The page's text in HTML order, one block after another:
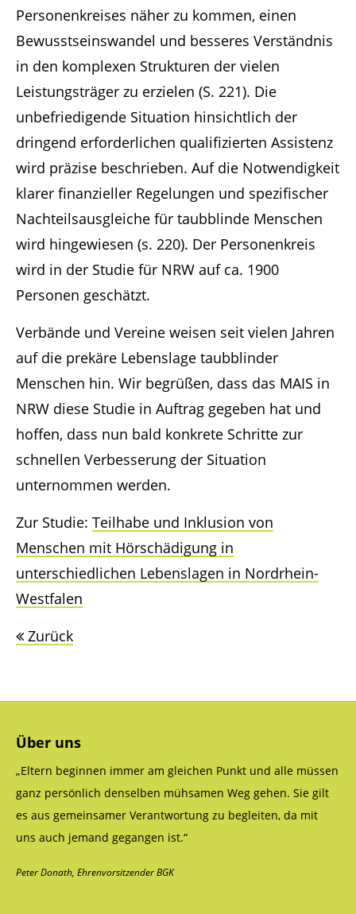
Aenean commodo ligula eget dolor. Aenean
massa. Cum sociis natoque penatibus et
magnis dis parturient montes, nascetur
ridiculus mus. Donec quam felis, ultricies nec.
Personenkreises näher zu kommen, einen
Bewusstseinswandel und besseres Verständnis
in den komplexen Strukturen der vielen
Leistungsträger zu erzielen (S. 221). Die
unbefriedigende Situation hinsichtlich der
dringend erforderlichen qualifizierten Assistenz
wird präzise beschrieben. Auf die Notwendigkeit
klarer finanzieller Regelungen und spezifischer
Nachteilsausgleiche für taubblinde Menschen
wird hingewiesen (s. 220). Der Personenkreis
wird in der Studie für NRW auf ca. 1900
Personen geschätzt.
Verbände und Vereine weisen seit vielen Jahren
auf die prekäre Lebenslage taubblinder
Menschen hin. Wir begrüßen, dass das MAIS in
NRW diese Studie in Auftrag gegeben hat und
hoffen, dass nun bald konkrete Schritte zur
schnellen Verbesserung der Situation
unternommen werden.
Zur Studie: Teilhabe und Inklusion von
Menschen mit Hörschädigung in
unterschiedlichen Lebenslagen in Nordrhein-
Westfalen
Zurück
Über uns
„Eltern beginnen immer am gleichen Punkt und alle müssen
ganz persönlich denselben mühsamen Weg gehen. Sie gilt
es aus gemeinsamer Verantwortung zu begleiten, da mit
uns auch jemand gegangen ist.“
Peter Donath, Ehrenvorsitzender BGK